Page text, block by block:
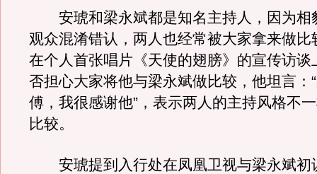
安琥和梁永斌都是知名主持人，因为相
观众混淆错认，两人也经常被大家拿来做比
在个人首张唱片《天使的翅膀》的宣传访谈
否担心大家将他与梁永斌做比较，他坦言：
傅，我很感谢他”，表示两人的主持风格不
比较。
安琥提到入行处在凤凰卫视与梁永斌初